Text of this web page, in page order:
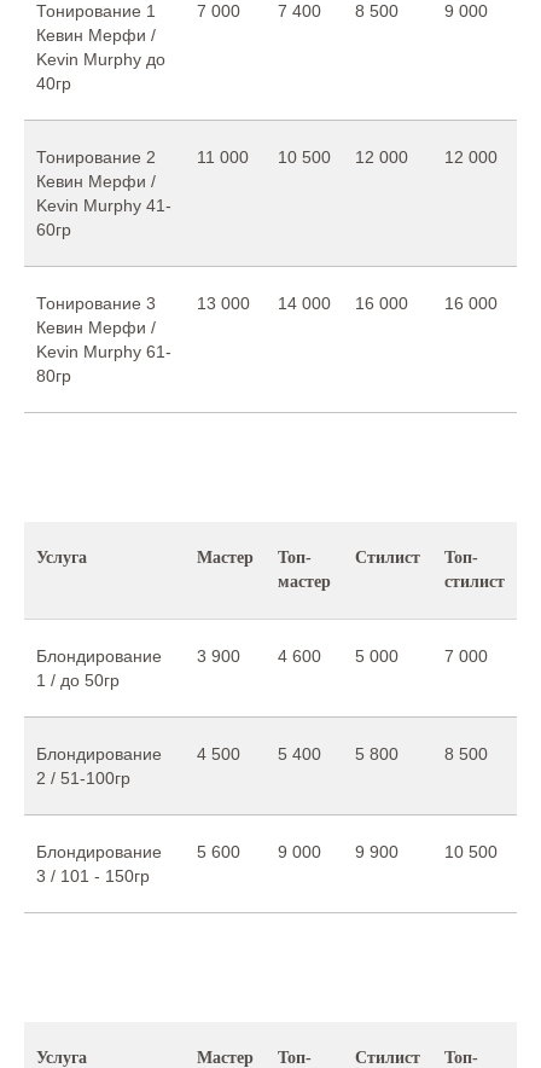
Тонирование 1
Кевин Мерфи /
Kevin Murphy до
40гр
7 000 7 400 8 500 9 000
Тонирование 2
Кевин Мерфи /
Kevin Murphy 41-
60гр
11 000 10 500 12 000 12 000
Тонирование 3
Кевин Мерфи /
Kevin Murphy 61-
80гр
13 000 14 000 16 000 16 000
Услуга Мастер
Топ-
мастер
Стилист
Топ-
стилист
Блондирование
1 / до 50гр
3 900 4 600 5 000 7 000
Блондирование
2 / 51-100гр
4 500 5 400 5 800 8 500
Блондирование
3 / 101 - 150гр
5 600 9 000 9 900 10 500
Услуга Мастер
Топ-
Стилист
Топ-